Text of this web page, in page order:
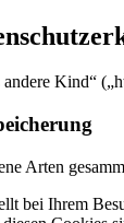
Kind“
Arten
bei Ihrem